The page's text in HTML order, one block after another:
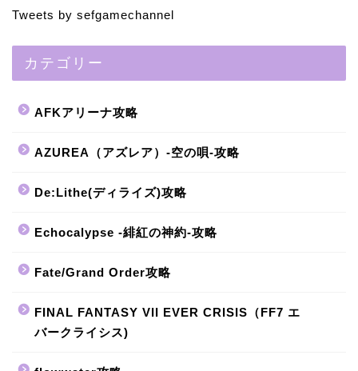
Tweets by sefgamechannel
カテゴリー
AFKアリーナ攻略
AZUREA（アズレア）-空の唄-攻略
De:Lithe(ディライズ)攻略
Echocalypse -緋紅の神約-攻略
Fate/Grand Order攻略
FINAL FANTASY VII EVER CRISIS（FF7 エ
バークライシス)